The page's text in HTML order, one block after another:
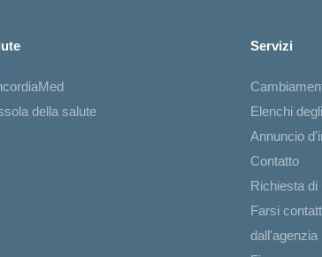
della salute
Servizi
Elenchi
Annuncio
Contatto
Richiesta di
Farsi
dall'agenzia